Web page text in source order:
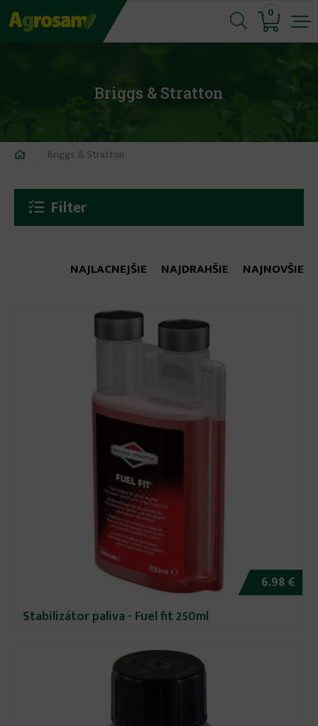
Jump
to
0
Briggs & Stratton
Nachádzate
tu
Briggs & Stratton
Filter
NAJLACNEJŠIE NAJDRAHŠIE NAJNOVŠIE
6.98 €
Stabilizátor paliva - Fuel fit 250ml